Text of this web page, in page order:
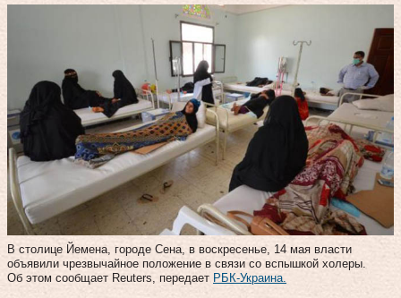
В столице Йемена, городе Сена, в воскресенье, 14 мая власти
объявили чрезвычайное положение в связи со вспышкой холеры.
Об этом сообщает Reuters, передает РБК-Украина.